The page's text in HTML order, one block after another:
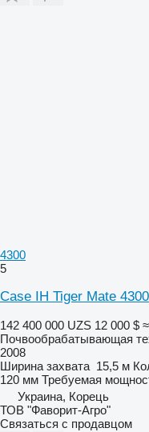
4300
5
Case IH Tiger Mate 4300
142 400 000 UZS 12 000 $
Почвообрабатывающая
2008
Ширина захвата 15,5 м
120 мм Требуемая
Украина, Корець
ТОВ "Фаворит-Агро"
Связаться с продавцом